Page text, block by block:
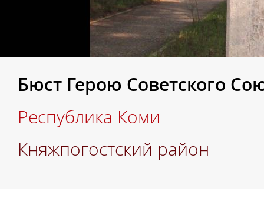
Бюст Герою Советского
Республика Коми
Княжпогостский район